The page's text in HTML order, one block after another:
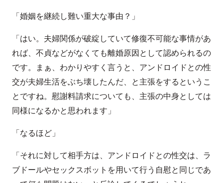
「婚姻を継続し難い重大な事由？」
「はい。夫婦関係が破綻していて修復不可能な事情があ
れば、不貞などがなくても離婚原因として認められるの
です。まぁ、わかりやすく言うと、アンドロイドとの性
交が夫婦生活をぶち壊したんだ、と主張をするというこ
とですね。慰謝料請求についても、主張の中身としては
同様になるかと思われます」
「なるほど」
「それに対して相手方は、アンドロイドとの性交は、ラ
ブドールやセックスボットを用いて行う自慰と同じであ